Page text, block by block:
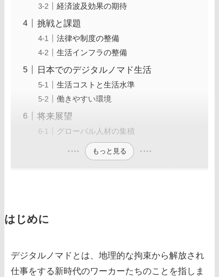
経済波及効果の期待
挑戦と課題
法律や制度の整備
生活インフラの整備
日本でのデジタルノマド生活
生活コストと生活水準
働きやすい環境
将来展望
グローバル人材の集積
もっと見る
はじめに
デジタルノマドとは、地理的な拘束から解放され
仕事をする新時代のワーカーたちのことを指しま